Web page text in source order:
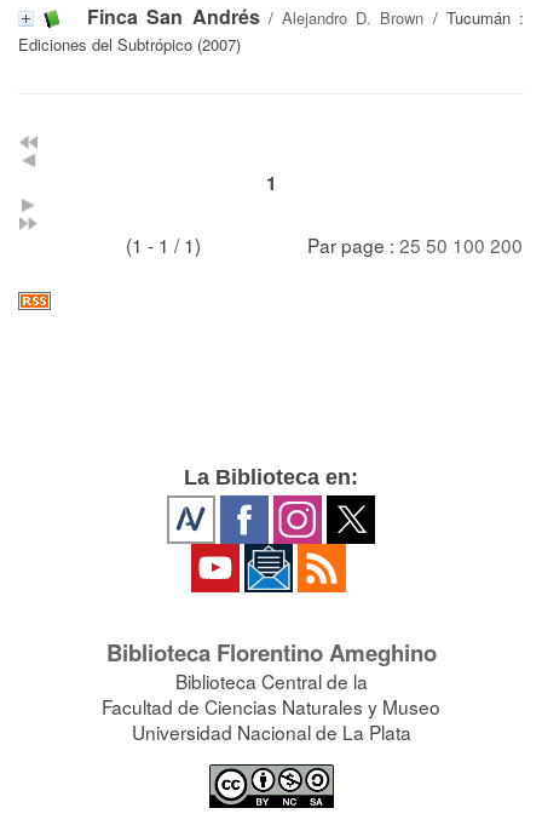
Finca San Andrés/Alejandro D. Brown / Tucumán :
Ediciones del Subtrópico (2007)
1
(1 - 1 / 1) Par page : 25 50 100 200
La Biblioteca en:
Biblioteca Florentino Ameghino
Biblioteca Central de la
Facultad de Ciencias Naturales y Museo
Universidad Nacional de La Plata